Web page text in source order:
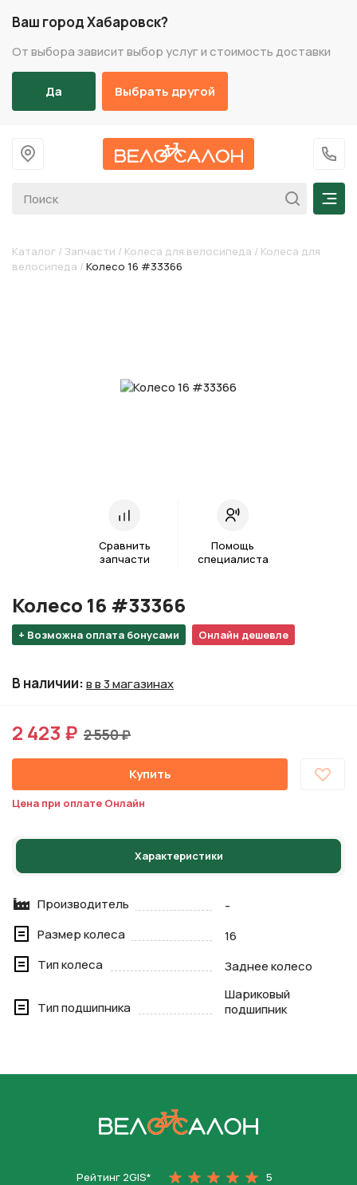
Ваш город Хабаровск?
От выбора зависит выбор услуг и стоимость доставки
Да Выбрать другой
На главную
+7
Каталог / Запчасти / Колеса для велосипеда / Колеса для
велосипеда / Колесо 16 #33366
Сравнить
запчасти
Помощь
специалиста
+ Возможна оплата бонусами Онлайн дешевле
Колесо 16 #33366
В наличии:в в 3 магазинах
2 423 ₽ 2 550 ₽
Купить
Цена при оплате Онлайн
Характеристики
Производитель
-
Размер колеса
16
Тип колеса
Заднее колесо
Тип подшипника
Шариковый
подшипник
Рейтинг 2GIS*
5